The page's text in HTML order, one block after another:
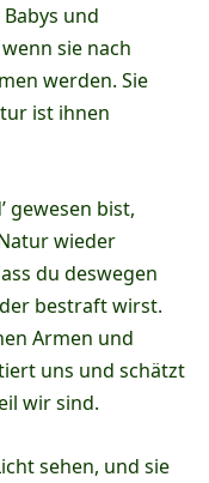
und
sie nach
werden. Sie
ist ihnen
gewesen bist,
wieder
du deswegen
bestraft wirst.
Armen und
uns und schätzt
wir sind.
sehen, und sie